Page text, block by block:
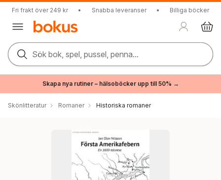
Fri frakt över 249 kr • Snabba leveranser • Billiga böcker
Sök bok, spel, pussel, penna...
Skapa nya rutiner – hälsoböcker upp till 50% →
Skönlitteratur Romaner Historiska romaner